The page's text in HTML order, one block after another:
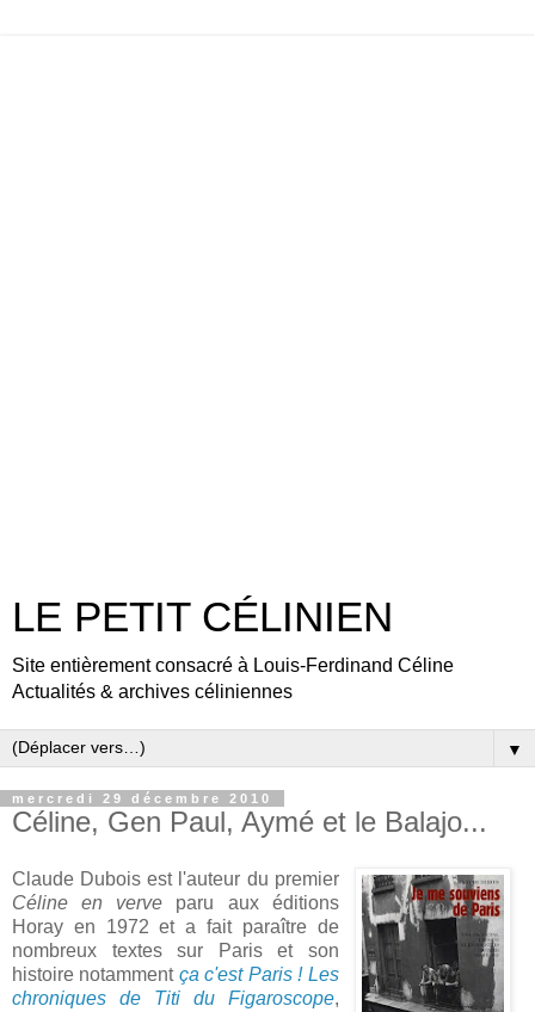
LE PETIT CÉLINIEN
Site entièrement consacré à Louis-Ferdinand Céline
Actualités & archives céliniennes
▼
mercredi 29 décembre 2010
Céline, Gen Paul, Aymé et le Balajo...
Claude Dubois est l'auteur du premier
Céline en verve paru aux éditions
Horay en 1972 et a fait paraître de
nombreux textes sur Paris et son
histoire notamment ça c'est Paris ! Les
chroniques de Titi du Figaroscope,